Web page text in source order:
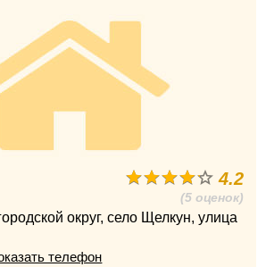
4.2
(5 оценок)
округ, село Щелкун, улица
телефон